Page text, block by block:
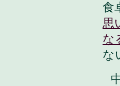
食
思
な
な